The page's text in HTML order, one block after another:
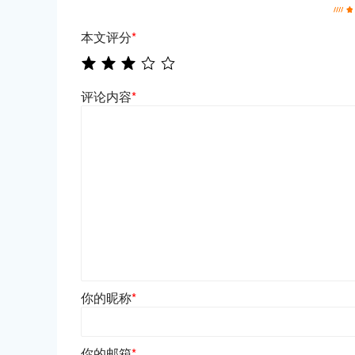
本文评分*
评论内容*
你的昵称*